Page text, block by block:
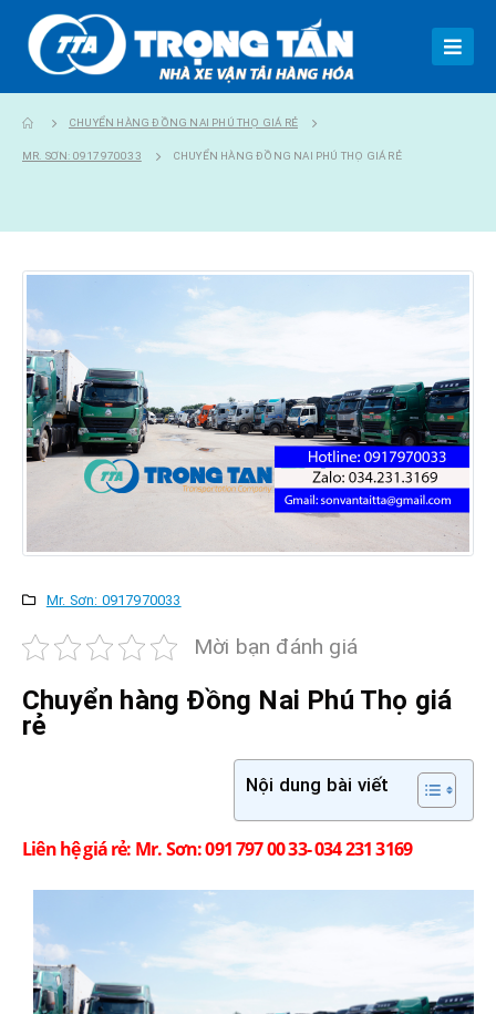
CHUYỂN HÀNG ĐỒNG NAI PHÚ THỌ GIÁ RẺ
MR. SƠN: 0917970033 CHUYỂN HÀNG ĐỒNG NAI PHÚ THỌ GIÁ RẺ
Mr. Sơn: 0917970033
Mời bạn đánh giá
Chuyển hàng Đồng Nai Phú Thọ giá
rẻ
Nội dung bài viết
Liên hệ giá rẻ: Mr. Sơn: 091 797 00 33- 034 231 3169